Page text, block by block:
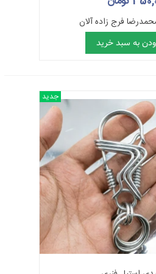
فلزیبه طور عمده از طلا، نقره، مس، برنج
هنرمند از آهن و فولاد، ورشو، روی و
امکان بروز ذوق و خلاقیت خود را برای
فرج زاده آلان
به سبد خرید
جدید